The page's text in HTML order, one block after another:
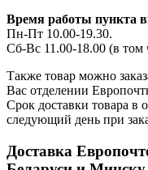
Время работы пункта
Пн-Пт 10.00-19.30.
Сб-Вс 11.00-18.00 (в том
Также товар можно
Вас отделении
Срок доставки товара в
следующий день при
Доставка